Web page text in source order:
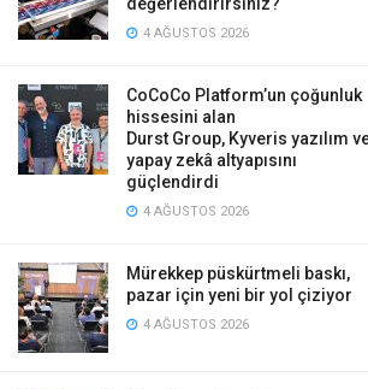
4 AĞUSTOS 2026
CoCoCo Platform’un çoğunluk
hissesini alan
Durst Group, Kyveris yazılım
yapay zekâ altyapısını
güçlendirdi
4 AĞUSTOS 2026
Mürekkep püskürtmeli baskı,
pazar için yeni bir yol çiziyor
4 AĞUSTOS 2026